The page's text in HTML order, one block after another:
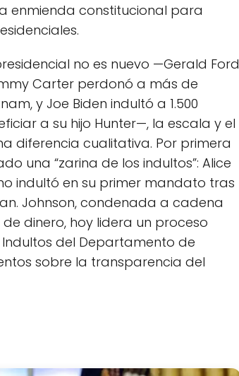
enmienda constitucional para
no es nuevo —Gerald Ford
Carter perdonó a más de
y Joe Biden indultó a 1.500
a su hijo Hunter—, la escala y el
diferencia cualitativa. Por primera
una “zarina de los indultos”: Alice
indultó en su primer mandato tras
Johnson, condenada a cadena
dinero, hoy lidera un proceso
del Departamento de
sobre la transparencia del